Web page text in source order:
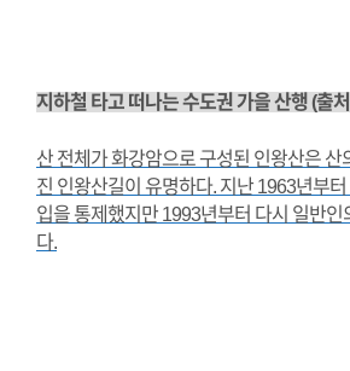
지하철 타고 떠나는 수도권 가을 산행 (출
산 전체가 화강암으로 구성된 인왕산은 산
진 인왕산길이 유명하다. 지난 1963년부
입을 통제했지만 1993년부터 다시 일반인
다.